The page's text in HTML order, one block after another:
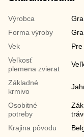
Výrobca
Forma výroby
Vek
Veľkosť
plemena zvierat
Základné
krmivo
Osobitné
potreby
Krajina pôvodu